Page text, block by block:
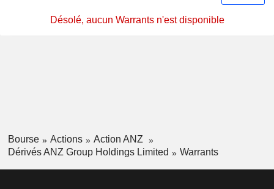
Désolé, aucun Warrants n'est disponible
Bourse Actions
Action ANZ
Dérivés ANZ Group Holdings Limited
Warrants